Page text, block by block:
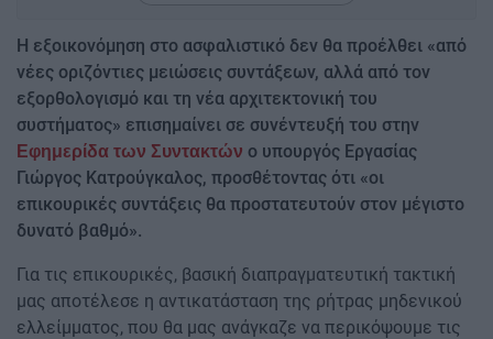
Η εξοικονόμηση στο ασφαλιστικό δεν θα προέλθει «από
νέες οριζόντιες μειώσεις συντάξεων, αλλά από τον
εξορθολογισμό και τη νέα αρχιτεκτονική του
συστήματος» επισημαίνει σε συνέντευξή του στην
Εφημερίδα των Συντακτών ο υπουργός Εργασίας
Γιώργος Κατρούγκαλος, προσθέτοντας ότι «οι
επικουρικές συντάξεις θα προστατευτούν στον μέγιστο
δυνατό βαθμό».
Για τις επικουρικές, βασική διαπραγματευτική τακτική
μας αποτέλεσε η αντικατάσταση της ρήτρας μηδενικού
ελλείμματος, που θα μας ανάγκαζε να περικόψουμε τις